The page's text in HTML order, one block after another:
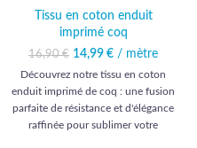
Tissu en coton enduit
imprimé coq
16,90€
Le prix initial était :
16,90 €.
14,99 €
Le prix
actuel est :
14,99 €.
/ mètre
Découvrez notre tissu en coton
enduit imprimé de coq : une fusion
parfaite de résistance et d'élégance
raffinée pour sublimer votre